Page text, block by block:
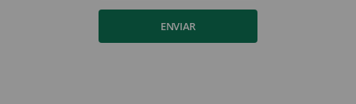
ENVIAR